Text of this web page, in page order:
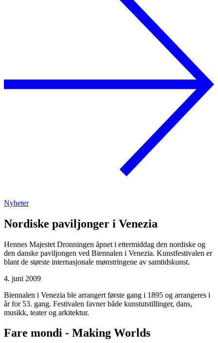
Nyheter
Nordiske paviljonger i Venezia
Hennes Majestet Dronningen åpnet i ettermiddag den nordiske og
den danske paviljongen ved Biennalen i Venezia. Kunstfestivalen er
blant de største internasjonale mønstringene av samtidskunst.
4. juni 2009
Biennalen i Venezia ble arrangert første gang i 1895 og arrangeres i
år for 53. gang. Festivalen favner både kunstutstillinger, dans,
musikk, teater og arkitektur.
Fare mondi - Making Worlds